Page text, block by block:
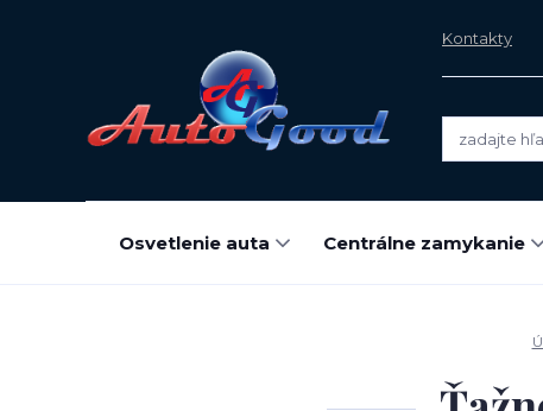
Kontakty
Osvetlenie auta Centrálne zamykanie